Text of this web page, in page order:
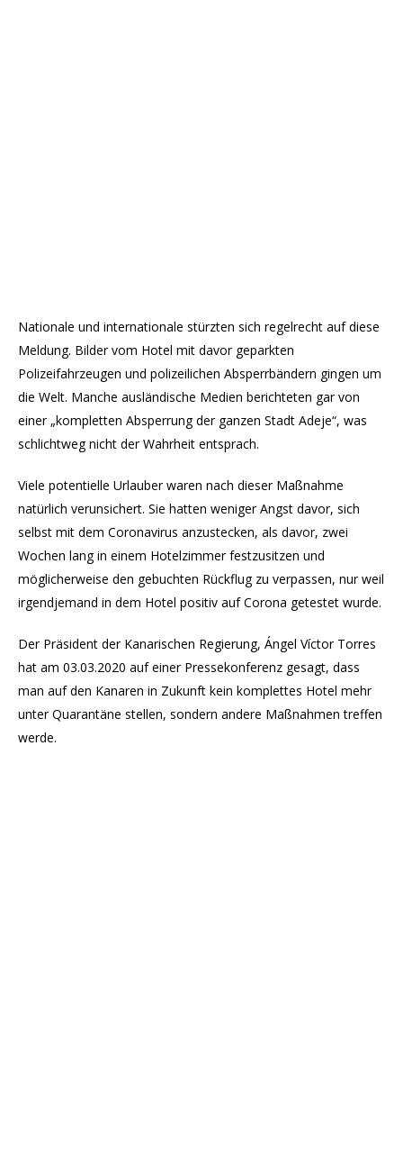
Nationale und internationale stürzten sich regelrecht auf diese
Meldung. Bilder vom Hotel mit davor geparkten
Polizeifahrzeugen und polizeilichen Absperrbändern gingen um
die Welt. Manche ausländische Medien berichteten gar von
einer „kompletten Absperrung der ganzen Stadt Adeje“, was
schlichtweg nicht der Wahrheit entsprach.
Viele potentielle Urlauber waren nach dieser Maßnahme
natürlich verunsichert. Sie hatten weniger Angst davor, sich
selbst mit dem Coronavirus anzustecken, als davor, zwei
Wochen lang in einem Hotelzimmer festzusitzen und
möglicherweise den gebuchten Rückflug zu verpassen, nur weil
irgendjemand in dem Hotel positiv auf Corona getestet wurde.
Der Präsident der Kanarischen Regierung, Ángel Víctor Torres
hat am 03.03.2020 auf einer Pressekonferenz gesagt, dass
man auf den Kanaren in Zukunft kein komplettes Hotel mehr
unter Quarantäne stellen, sondern andere Maßnahmen treffen
werde.